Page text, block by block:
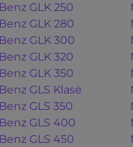
GLK 250
GLK 280
GLK 300
GLK 320
GLK 350
GLS Klasė
GLS 350
GLS 400
GLS 450